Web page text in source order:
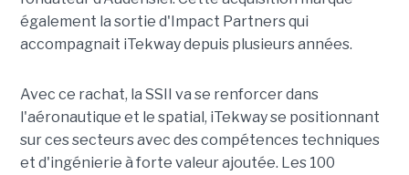
également la sortie d'Impact Partners qui
accompagnait iTekway depuis plusieurs années.
Avec ce rachat, la SSII va se renforcer dans
l'aéronautique et le spatial, iTekway se positionnant
sur ces secteurs avec des compétences techniques
et d'ingénierie à forte valeur ajoutée. Les 100